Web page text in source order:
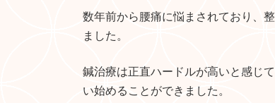
数年前から腰痛に悩まされており、
ました。
鍼治療は正直ハードルが高いと感じ
い始めることができました。